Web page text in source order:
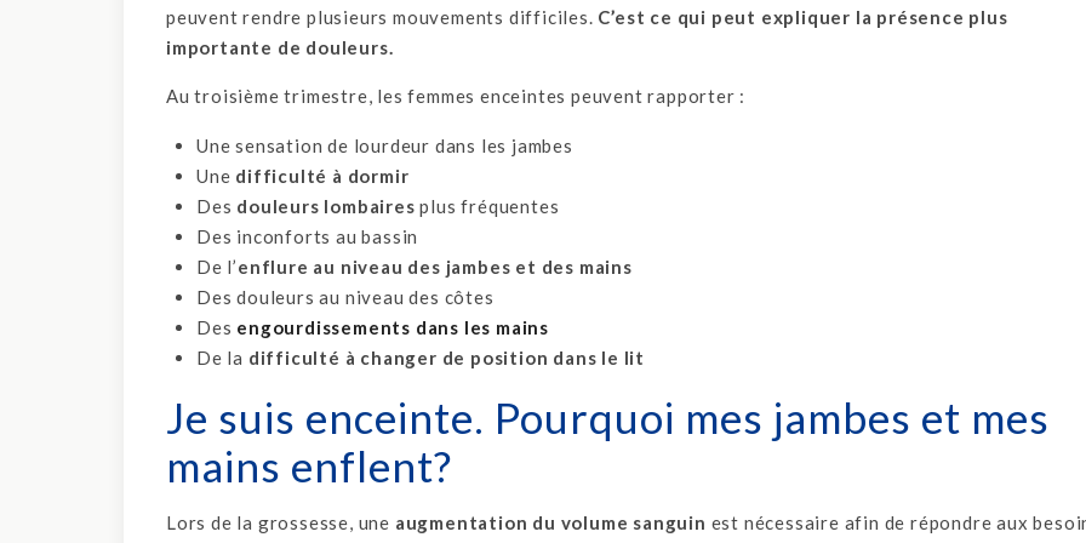
peuvent rendre plusieurs mouvements difficiles. C’est ce qui peut expliquer la présence plus
importante de douleurs.
Au troisième trimestre, les femmes enceintes peuvent rapporter :
Une sensation de lourdeur dans les jambes
Une difficulté à dormir
Des douleurs lombaires plus fréquentes
Des inconforts au bassin
De l’enflure au niveau des jambes et des mains
Des douleurs au niveau des côtes
Des engourdissements dans les mains
De la difficulté à changer de position dans le lit
Je suis enceinte. Pourquoi mes jambes et mes
mains enflent?
Lors de la grossesse, une augmentation du volume sanguin est nécessaire afin de répondre aux